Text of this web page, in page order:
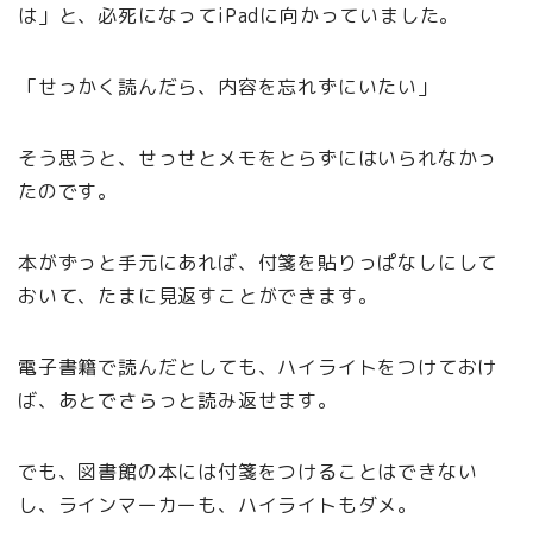
は」と、必死になってiPadに向かっていました。
「せっかく読んだら、内容を忘れずにいたい」
そう思うと、せっせとメモをとらずにはいられなかっ
たのです。
本がずっと手元にあれば、付箋を貼りっぱなしにして
おいて、たまに見返すことができます。
電子書籍で読んだとしても、ハイライトをつけておけ
ば、あとでさらっと読み返せます。
でも、図書館の本には付箋をつけることはできない
し、ラインマーカーも、ハイライトもダメ。